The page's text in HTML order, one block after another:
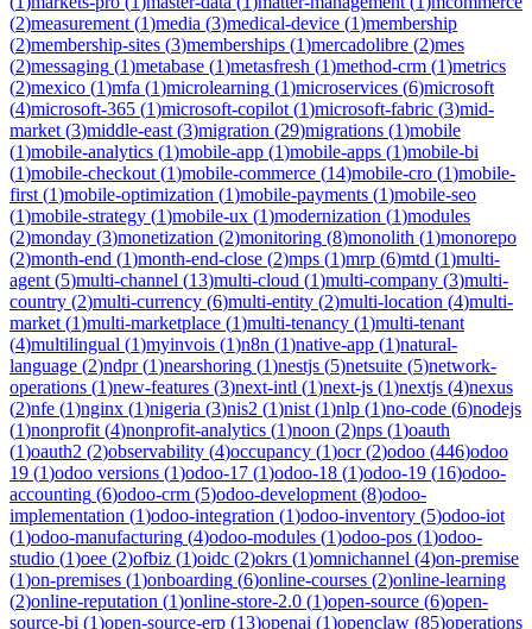
(2)measurement (1)media (3)medical-device (1)membership
(2)membership-sites (3)memberships (1)mercadolibre (2)mes
(2)messaging (1)metabase (1)metasfresh (1)method-crm (1)metrics
(2)mexico (1)mfa (1)microlearning (1)microservices (6)microsoft
(4)microsoft-365 (1)microsoft-copilot (1)microsoft-fabric (3)mid-
market (3)middle-east (3)migration (29)migrations (1)mobile
(1)mobile-analytics (1)mobile-app (1)mobile-apps (1)mobile-bi
(1)mobile-checkout (1)mobile-commerce (14)mobile-cro (1)mobile-
first (1)mobile-optimization (1)mobile-payments (1)mobile-seo
(1)mobile-strategy (1)mobile-ux (1)modernization (1)modules
(2)monday (3)monetization (2)monitoring (8)monolith (1)monorepo
(2)month-end (1)month-end-close (2)mps (1)mrp (6)mtd (1)multi-
agent (5)multi-channel (13)multi-cloud (1)multi-company (3)multi-
country (2)multi-currency (6)multi-entity (2)multi-location (4)multi-
market (1)multi-marketplace (1)multi-tenancy (1)multi-tenant
(4)multilingual (1)myinvois (1)n8n (1)native-app (1)natural-
language (2)ndpr(1)nearshoring (1)nestjs (5)netsuite (5)network-
operations (1)new-features (3)next-intl (1)next-js (1)nextjs (4)nexus
(2)nfe (1)nginx (1)nigeria (3)nis2 (1)nist (1)nlp (1)no-code (6)nodejs
(1)nonprofit (4)nonprofit-analytics (1)noon (2)nps (1)oauth
(1)oauth2 (2)observability (4)occupancy (1)ocr(2)odoo (446)odoo
19 (1)odoo versions (1)odoo-17 (1)odoo-18 (1)odoo-19 (16)odoo-
accounting (6)odoo-crm (5)odoo-development (8)odoo-
implementation (1)odoo-integration (1)odoo-inventory (5)odoo-iot
(1)odoo-manufacturing (4)odoo-modules (1)odoo-pos (1)odoo-
studio (1)oee (2)ofbiz (1)oidc (2)okrs (1)omnichannel (4)on-premise
(1)on-premises (1)onboarding (6)online-courses (2)online-learning
(2)online-reputation (1)online-store-2.0 (1)open-source (6)open-
source-bi (1)open-source-erp (13)openai (1)openclaw (85)operations